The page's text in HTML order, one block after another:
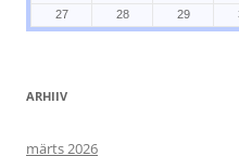
27
28 29
ARHIIV
märts 2026